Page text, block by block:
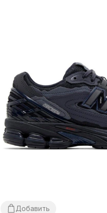
Добавить